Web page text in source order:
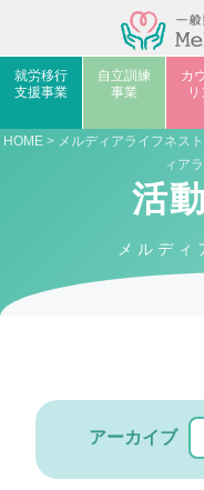
就労移行
支援事業
自立訓練
事業
カ
HOME> メルディアライフネス
ィア
活
メルディ
アーカイブ